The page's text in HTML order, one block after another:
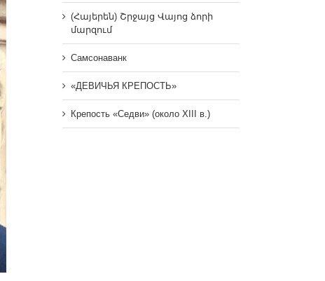
(Հայերեն) Շրջայց Վայոց ձորի
մարզում
Самсонаванк
«ДЕВИЧЬЯ КРЕПОСТЬ»
Крепость «Седви» (около XIII в.)